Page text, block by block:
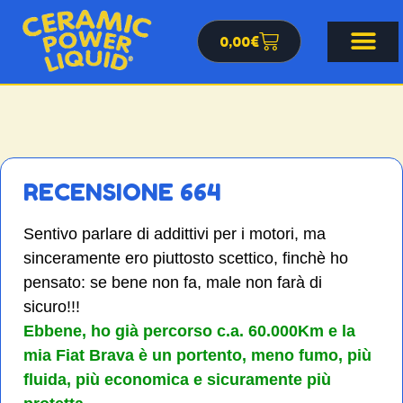
0,00€
RECENSIONE 664
Sentivo parlare di addittivi per i motori, ma
sinceramente ero piuttosto scettico, finchè ho
pensato: se bene non fa, male non farà di
sicuro!!!
Ebbene, ho già percorso c.a. 60.000Km e la
mia Fiat Brava è un portento, meno fumo, più
fluida, più economica e sicuramente più